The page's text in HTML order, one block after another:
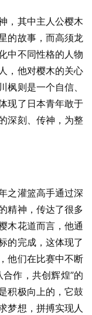
，其中主人公樱木
的故事，而高须龙
中不同性格的人物
，他对樱木的关心
枫则是一个自信、
现了日本青年敢于
深刻、传神，为整
之灌篮高手通过深
精神，传达了很多
木花道而言，他通
的完成，这体现了
他们在比赛中不断
作，共创辉煌”的
积极向上的，它鼓
梦想，拼搏实现人